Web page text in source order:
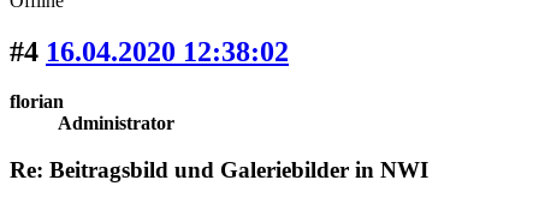
#4 16.04.2020 12:38:02
florian
Administrator
Re: Beitragsbild und Galeriebilder in NWI